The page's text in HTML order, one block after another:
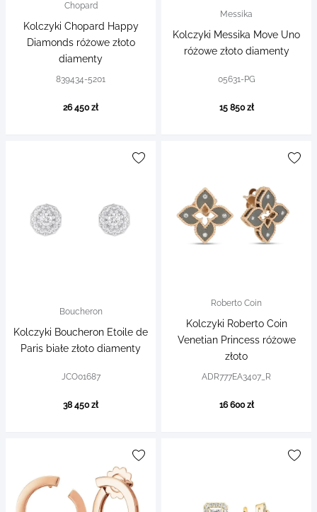
Chopard
Kolczyki Chopard Happy
Diamonds różowe złoto
diamenty
839434-5201
26 450 zł
Messika
Kolczyki Messika Move Uno
różowe złoto diamenty
05631-PG
15 850 zł
Boucheron
Kolczyki Boucheron Etoile de
Paris białe złoto diamenty
JCO01687
38 450 zł
Roberto Coin
Kolczyki Roberto Coin
Venetian Princess różowe
złoto
ADR777EA3407_R
16 600 zł